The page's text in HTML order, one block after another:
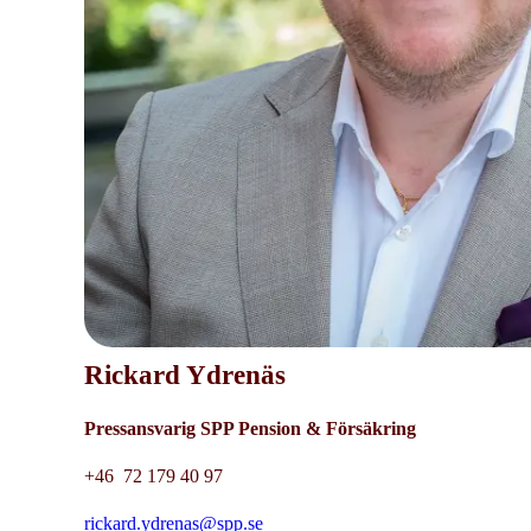
Rickard Ydrenäs
Pressansvarig SPP Pension & Försäkring
+46 72 179 40 97
rickard.ydrenas@spp.se